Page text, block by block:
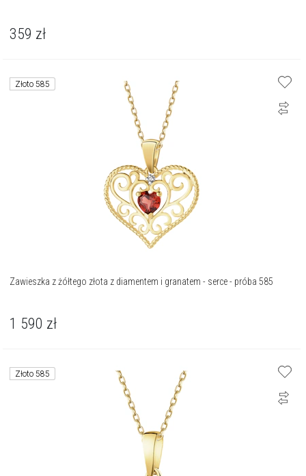
359 zł
Złoto 585
Zawieszka z żółtego złota z diamentem i granatem - serce - próba 585
1 590 zł
Złoto 585